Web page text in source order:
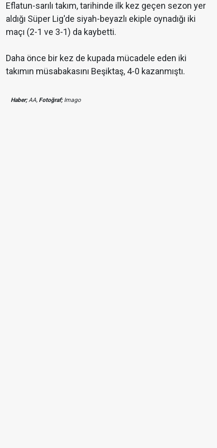
Eflatun-sarılı takım, tarihinde ilk kez geçen sezon yer
aldığı Süper Lig'de siyah-beyazlı ekiple oynadığı iki
maçı (2-1 ve 3-1) da kaybetti.
Daha önce bir kez de kupada mücadele eden iki
takımın müsabakasını Beşiktaş, 4-0 kazanmıştı.
Haber;AA, Fotoğraf;Imago